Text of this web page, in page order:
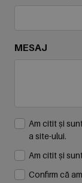
MESAJ
Am citit și
a site-ului.
Am citit și
Confirm că